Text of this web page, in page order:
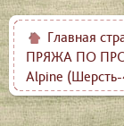
Главная
ПРЯЖА ПО
Alpine